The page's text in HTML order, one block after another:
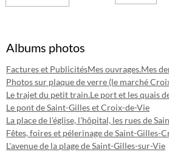
Albums photos
Factures et PublicitésMes ouvrages.Mes
Photos sur plaque de verre (le marché
Le trajet du petit train.Le port et les quais
Le pont de Saint-Gilles et Croix-de-Vie
La place de l'église, l'hôpital, les rues de
Fêtes, foires et pélerinage de Saint-Gilles-
L'avenue de la plage de Saint-Gilles-sur-Vie